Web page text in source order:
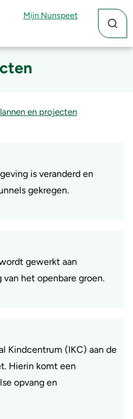
Mijn Nunspeet
en projecten
is veranderd en
gekregen.
gewerkt aan
het openbare groen.
Kindcentrum (IKC) aan de
Hierin komt een
opvang en